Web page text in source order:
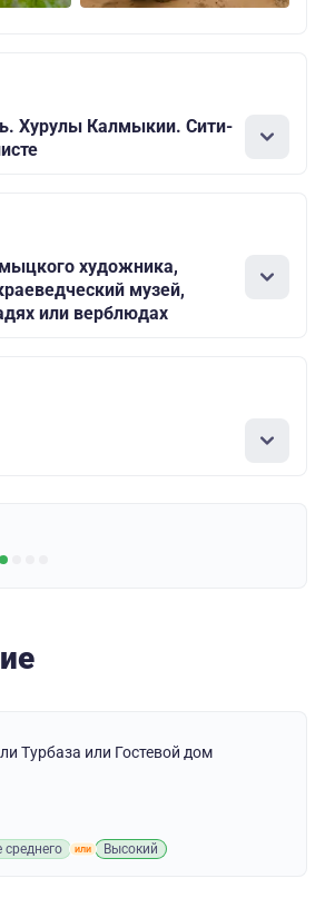
Хурулы Калмыкии. Сити-
художника,
музей,
или верблюдах
Турбаза или Гостевой дом
Высокий